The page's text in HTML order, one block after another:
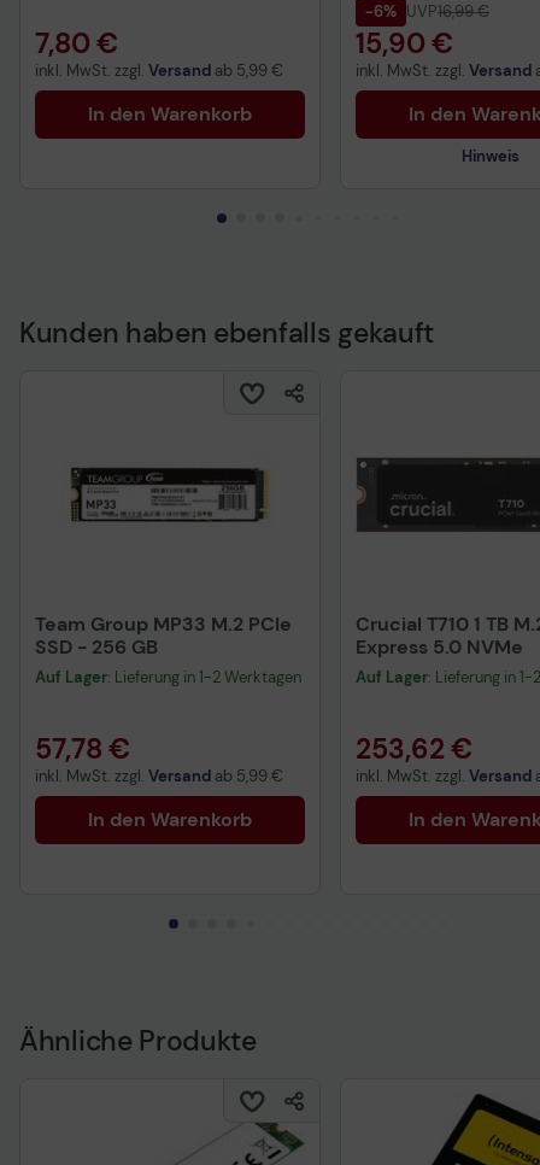
7,80 €
inkl. MwSt. zzgl. Versand ab 5,99 €
In den Warenkorb
-6% UVP16,99 €
15,90 €
inkl. MwSt. zzgl. Versand
In den
Hinweis
Technisches
Kunden haben ebenfalls gekauft
Team Group MP33 M.2 PCIe
SSD - 256 GB
Auf Lager: Lieferung in 1-2 Werktagen
57,78 €
inkl. MwSt. zzgl. Versand ab 5,99 €
In den Warenkorb
Crucial T710 1 TB
Express 5.0 NVMe
Auf Lager: Lieferung in
253,62 €
inkl. MwSt. zzgl. Versand
In den
Ähnliche Produkte